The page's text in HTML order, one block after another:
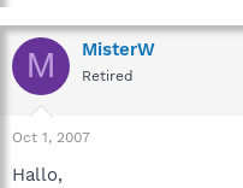
M MisterW
Retired
Oct 1, 2007
Hallo,